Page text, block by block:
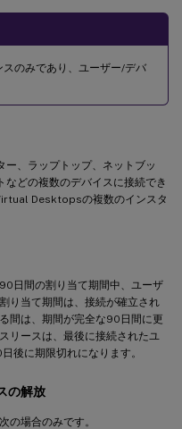
のみであり、ユーザー/デバ
ー、ラップトップ、ネットブッ
などの複数のデバイスに接続でき
Desktopsの複数のインスタ
日間の割り当て期間中、ユーザ
り当て期間は、接続が確立され
間は、期間が完全な90日間に更
リースは、最後に接続されたユ
後に期限切れになります。
の解放
の場合のみです。